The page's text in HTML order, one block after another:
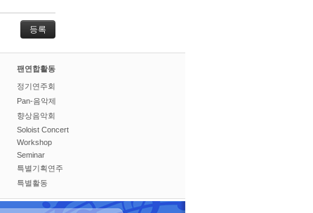
팬연합활동
정기연주회
Pan-음악제
향상음악회
Soloist Concert
Workshop
Seminar
특별기획연주
특별활동